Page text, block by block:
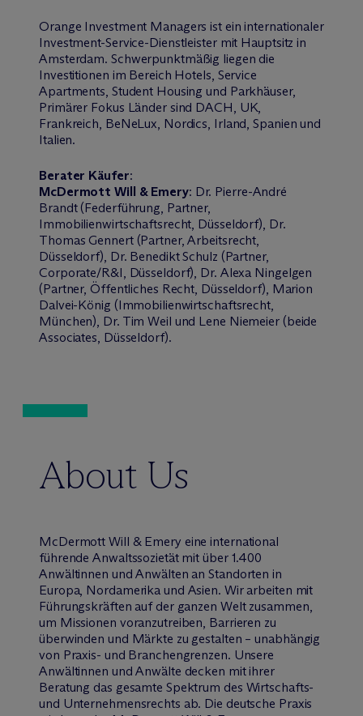
Orange Investment Managers ist ein internationaler
Investment-Service-Dienstleister mit Hauptsitz in
Amsterdam. Schwerpunktmäßig liegen die
Investitionen im Bereich Hotels, Service
Apartments, Student Housing und Parkhäuser,
Primärer Fokus Länder sind DACH, UK,
Frankreich, BeNeLux, Nordics, Irland, Spanien und
Italien.
Berater Käufer:
McDermott Will & Emery: Dr. Pierre-André
Brandt (Federführung, Partner,
Immobilienwirtschaftsrecht, Düsseldorf), Dr.
Thomas Gennert (Partner, Arbeitsrecht,
Düsseldorf), Dr. Benedikt Schulz (Partner,
Corporate/R&I, Düsseldorf), Dr. Alexa Ningelgen
(Partner, Öffentliches Recht, Düsseldorf), Marion
Dalvei-König (Immobilienwirtschaftsrecht,
München), Dr. Tim Weil und Lene Niemeier (beide
Associates, Düsseldorf).
About Us
McDermott Will & Emery eine international
führende Anwaltssozietät mit über 1.400
Anwältinnen und Anwälten an Standorten in
Europa, Nordamerika und Asien. Wir arbeiten mit
Führungskräften auf der ganzen Welt zusammen,
um Missionen voranzutreiben, Barrieren zu
überwinden und Märkte zu gestalten – unabhängig
von Praxis- und Branchengrenzen. Unsere
Anwältinnen und Anwälte decken mit ihrer
Beratung das gesamte Spektrum des Wirtschafts-
und Unternehmensrechts ab. Die deutsche Praxis